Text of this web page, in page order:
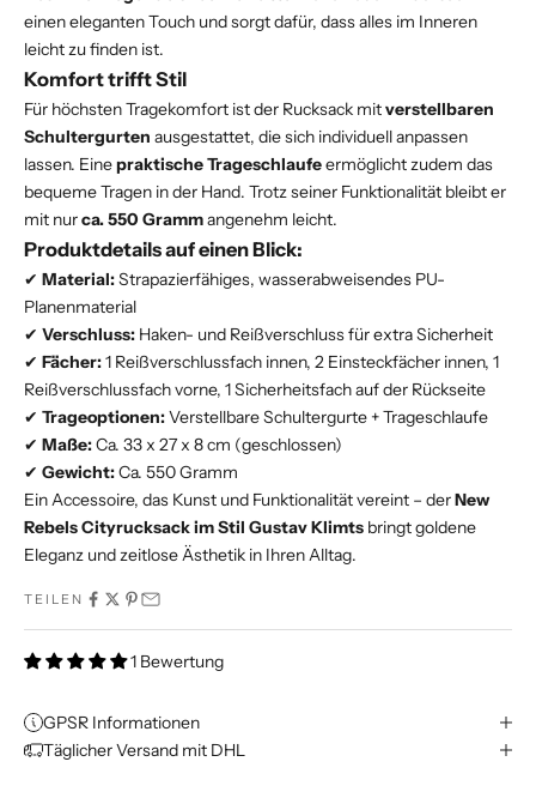
einen eleganten Touch und sorgt dafür, dass alles im Inneren
leicht zu finden ist.
Komfort trifft Stil
Für höchsten Tragekomfort ist der Rucksack mitverstellbaren
Schultergurten ausgestattet, die sich individuell anpassen
lassen. Einepraktische Trageschlaufeermöglicht zudem das
bequeme Tragen in der Hand. Trotz seiner Funktionalität bleibt er
mit nurca. 550 Grammangenehm leicht.
Produktdetails auf einen Blick:
✔ Material:Strapazierfähiges, wasserabweisendes PU-
Planenmaterial
✔ Verschluss: Haken- und Reißverschluss für extra Sicherheit
✔ Fächer:1 Reißverschlussfach innen, 2 Einsteckfächer innen, 1
Reißverschlussfach vorne, 1 Sicherheitsfach auf der Rückseite
✔ Trageoptionen:Verstellbare Schultergurte + Trageschlaufe
✔ Maße:Ca. 33 x 27 x 8 cm (geschlossen)
✔ Gewicht:Ca. 550 Gramm
Ein Accessoire, das Kunst und Funktionalität vereint – derNew
Rebels Cityrucksack im Stil Gustav Klimts bringt goldene
Eleganz und zeitlose Ästhetik in Ihren Alltag.
TEILEN
1 Bewertung
GPSR Informationen
Täglicher Versand mit DHL